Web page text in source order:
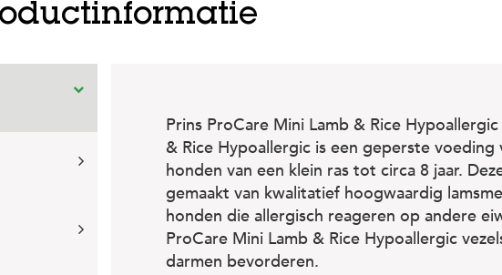
Prins ProCare Mini Lamb & Rice
& Rice Hypoallergic is een geperste
honden van een klein ras tot circa 8 jaar.
gemaakt van kwalitatief hoogwaardig
honden die allergisch reageren op andere
ProCare Mini Lamb & Rice Hypoallergic
darmen bevorderen.